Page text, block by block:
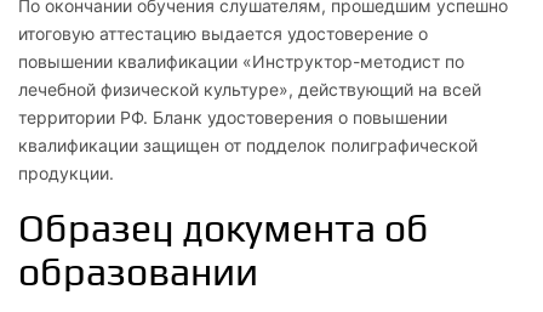
спортивной деятельности
2.1
Теоретические и практические основы педагогики
2.2
По окончании обучения слушателям, прошедшим успешно
итоговую аттестацию выдается удостоверение о
повышении квалификации «Инструктор-методист по
лечебной физической культуре», действующий на всей
территории РФ. Бланк удостоверения о повышении
квалификации защищен от подделок полиграфической
продукции.
Образец документа об
образовании